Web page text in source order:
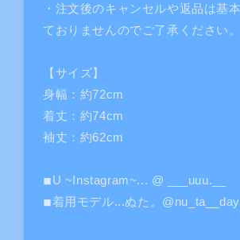
・注文後のキャンセルや返品は基
ておりませんのでご了承ください。
【サイズ】
身幅：約72cm
着丈：約74cm
袖丈：約62cm
◾︎U ~Instagram~... @ ___uuu.__
◾︎着用モデル...ぬた。